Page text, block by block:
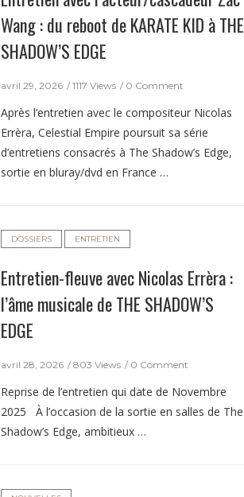
Wang : du reboot de KARATE KID à THE
SHADOW’S EDGE
avril 29, 2026 1117 Views 0 Comment
Après l’entretien avec le compositeur Nicolas
Errèra, Celestial Empire poursuit sa série
d’entretiens consacrés à The Shadow’s Edge,
sortie en bluray/dvd en France …
DOSSIERS ENTRETIEN
Entretien-fleuve avec Nicolas Errèra :
l’âme musicale de THE SHADOW’S
EDGE
avril 28, 2026 803 Views 0 Comment
Reprise de l’entretien qui date de Novembre
2025 À l’occasion de la sortie en salles de The
Shadow’s Edge, ambitieux …